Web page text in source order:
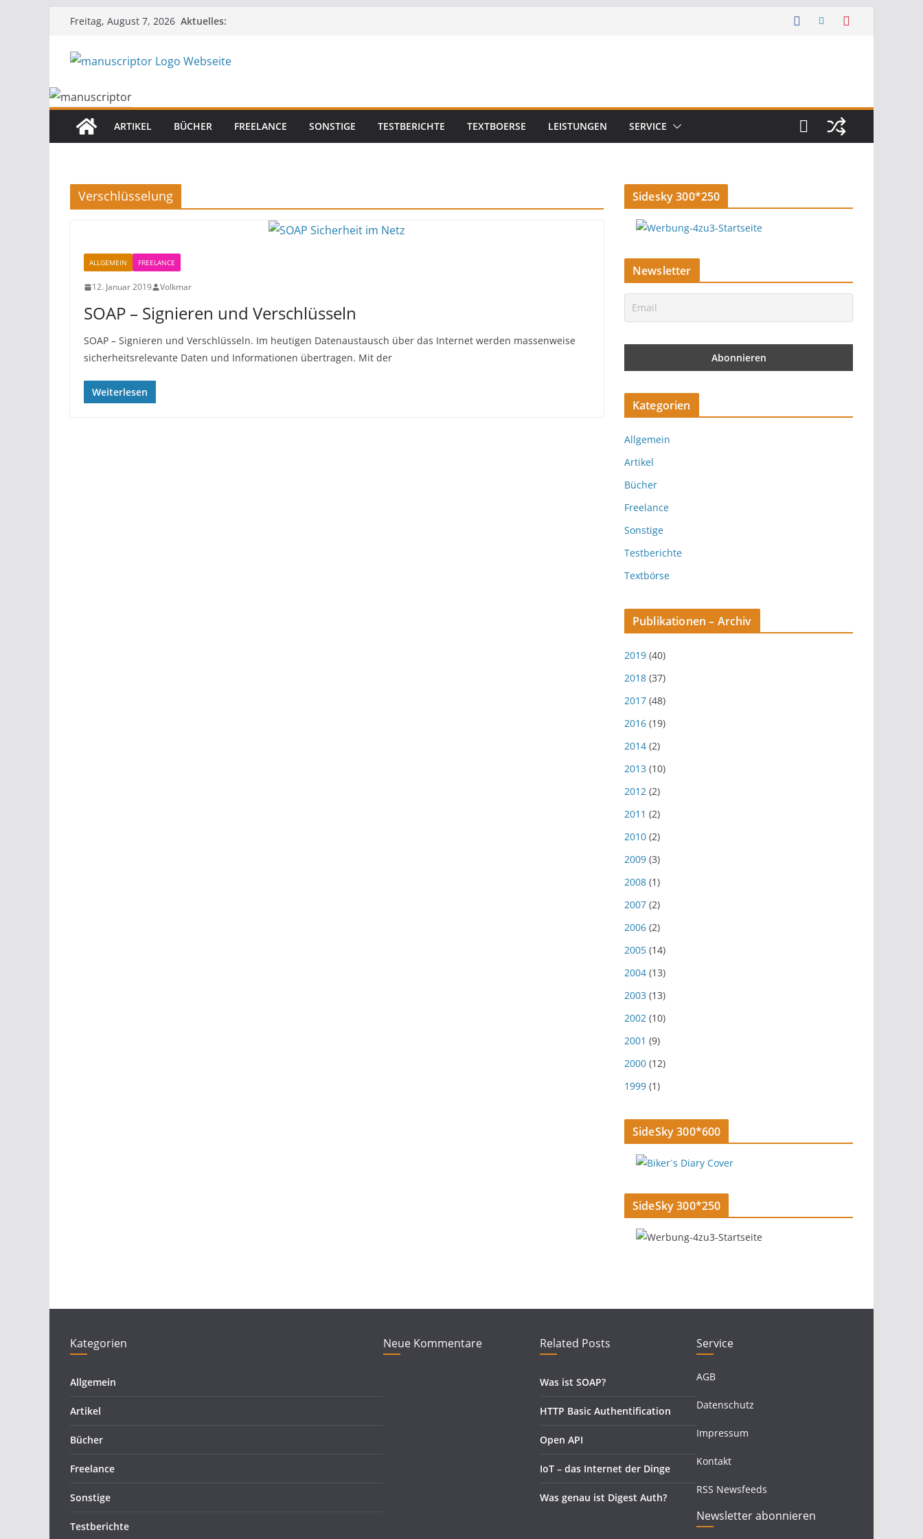
Freitag, August 7, 2026 Aktuelles:
ARTIKEL BÜCHER FREELANCE SONSTIGE TESTBERICHTE TEXTBOERSE LEISTUNGEN SERVICE
Verschlüsselung
ALLGEMEIN FREELANCE
12. Januar 2019 Volkmar
SOAP – Signieren und Verschlüsseln
SOAP – Signieren und Verschlüsseln. Im heutigen Datenaustausch über das Internet werden massenweise
sicherheitsrelevante Daten und Informationen übertragen. Mit der
Weiterlesen
Sidesky 300*250
Newsletter
Kategorien
Allgemein
Artikel
Bücher
Freelance
Sonstige
Testberichte
Textbörse
Publikationen – Archiv
2019 (40)
2018 (37)
2017 (48)
2016 (19)
2014 (2)
2013 (10)
2012 (2)
2011 (2)
2010 (2)
2009 (3)
2008 (1)
2007 (2)
2006 (2)
2005 (14)
2004 (13)
2003 (13)
2002 (10)
2001 (9)
2000 (12)
1999 (1)
SideSky 300*600
SideSky 300*250
Kategorien
Allgemein
Artikel
Bücher
Freelance
Sonstige
Testberichte
Neue Kommentare Related Posts
Was ist SOAP?
HTTP Basic Authentification
Open API
IoT – das Internet der Dinge
Was genau ist Digest Auth?
Service
AGB
Datenschutz
Impressum
Kontakt
RSS Newsfeeds
Newsletter abonnieren